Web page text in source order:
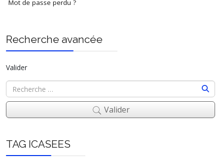
Mot de passe perdu ?
Recherche avancée
Valider
Valider
TAG ICASEES